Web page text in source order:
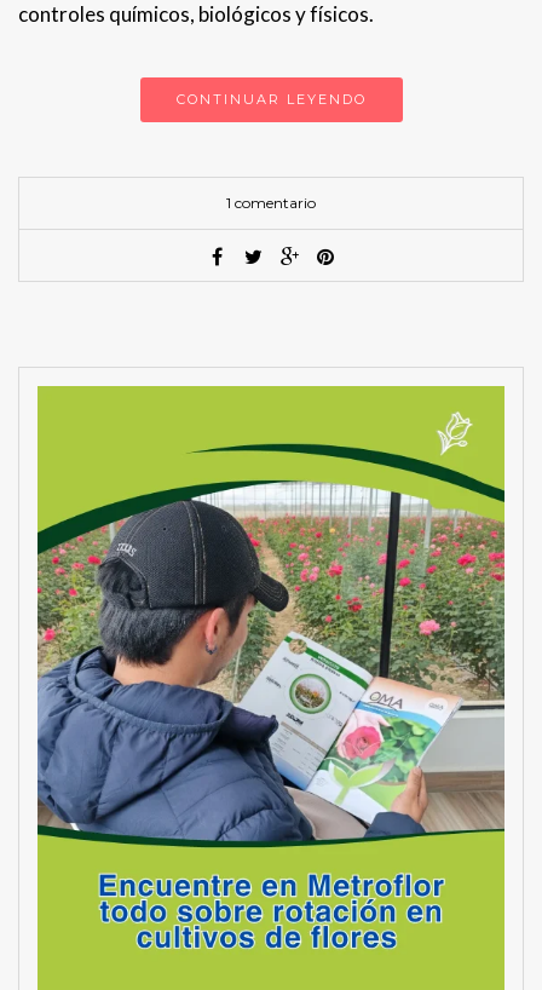
controles químicos, biológicos y físicos.
CONTINUAR LEYENDO
1 comentario